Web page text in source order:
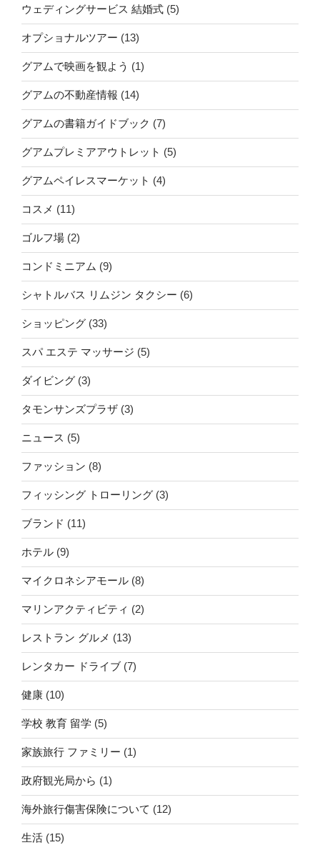
ウェディングサービス 結婚式 (5)
オプショナルツアー (13)
グアムで映画を観よう (1)
グアムの不動産情報 (14)
グアムの書籍ガイドブック (7)
グアムプレミアアウトレット (5)
グアムペイレスマーケット (4)
コスメ (11)
ゴルフ場 (2)
コンドミニアム (9)
シャトルバス リムジン タクシー (6)
ショッピング (33)
スパ エステ マッサージ (5)
ダイビング (3)
タモンサンズプラザ (3)
ニュース (5)
ファッション (8)
フィッシング トローリング (3)
ブランド (11)
ホテル (9)
マイクロネシアモール (8)
マリンアクティビティ (2)
レストラン グルメ (13)
レンタカー ドライブ (7)
健康 (10)
学校 教育 留学 (5)
家族旅行 ファミリー (1)
政府観光局から (1)
海外旅行傷害保険について (12)
生活 (15)